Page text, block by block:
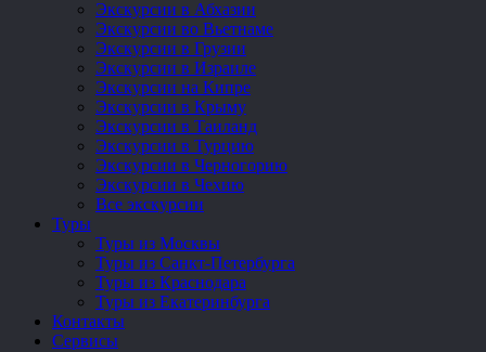
Экскурсии в Абхазии
Экскурсии во Вьетнаме
Экскурсии в Грузии
Экскурсии в Израиле
Экскурсии на Кипре
Экскурсии в Крыму
Экскурсии в Таиланд
Экскурсии в Турцию
Экскурсии в Черногорию
Экскурсии в Чехию
Все экскурсии
Туры
Туры из Москвы
Туры из Санкт-Петербурга
Туры из Краснодара
Туры из Екатеринбурга
Контакты
Сервисы